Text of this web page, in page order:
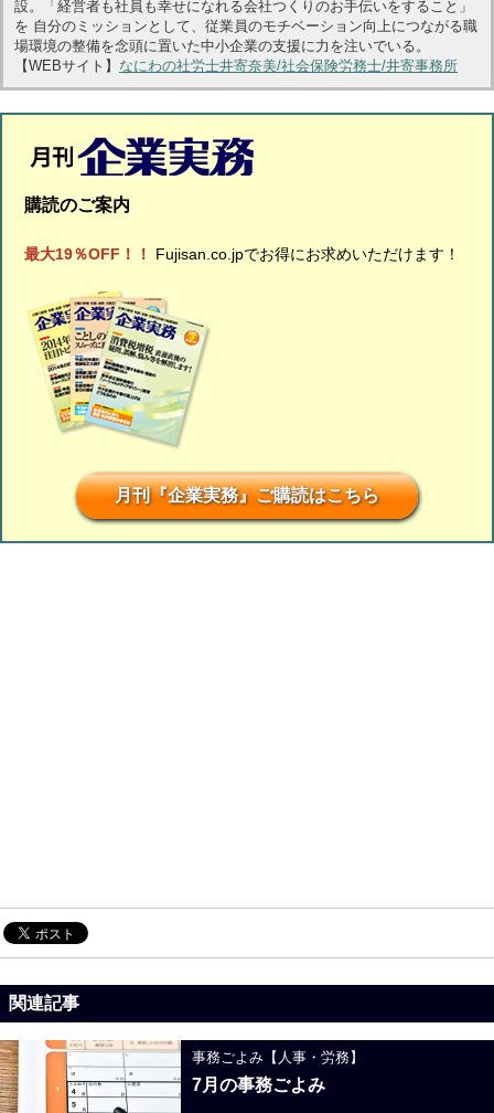
設。「経営者も社員も幸せになれる会社つくりのお手伝いをすること」
を 自分のミッションとして、従業員のモチベーション向上につながる職
場環境の整備を念頭に置いた中小企業の支援に力を注いでいる。
【WEBサイト】 なにわの社労士井寄奈美/社会保険労務士/井寄事務所
購読のご案内
最大19％OFF！！ Fujisan.co.jpでお得にお求めいただけます！
月刊『企業実務』ご購読はこちら
関連記事
事務ごよみ【人事・労務】
7月の事務ごよみ